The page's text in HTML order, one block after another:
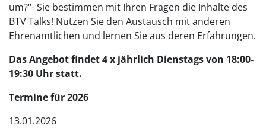
um?“- Sie bestimmen mit Ihren Fragen die Inhalte des
BTV Talks! Nutzen Sie den Austausch mit anderen
Ehrenamtlichen und lernen Sie aus deren Erfahrungen.
Das Angebot findet 4 x jährlich Dienstags von 18:00-
19:30 Uhr statt.
Termine für 2026
13.01.2026